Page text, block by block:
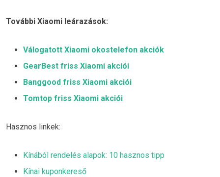
További Xiaomi leárazások:
Válogatott Xiaomi okostelefon akciók
GearBest friss Xiaomi akciói
Banggood friss Xiaomi akciói
Tomtop friss Xiaomi akciói
Hasznos linkek:
Kínából rendelés alapok: 10 hasznos tipp
Kínai kuponkereső